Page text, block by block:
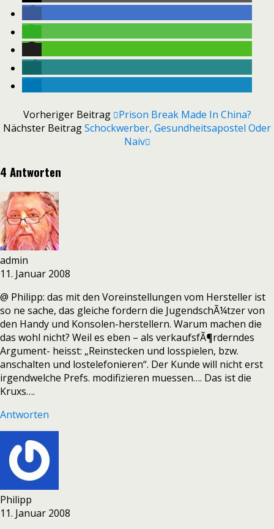
Vorheriger Beitrag
Prison Break Made In China?
Nächster BeitragSchockwerber, Gesundheitsapostel Oder
Naiv
4 Antworten
admin
11. Januar 2008
@ Philipp: das mit den Voreinstellungen vom Hersteller ist
so ne sache, das gleiche fordern die JugendschÃ¼tzer von
den Handy und Konsolen-herstellern. Warum machen die
das wohl nicht? Weil es eben – als verkaufsfÃ¶rderndes
Argument- heisst: „Reinstecken und losspielen, bzw.
anschalten und lostelefonieren“. Der Kunde will nicht erst
irgendwelche Prefs. modifizieren muessen…. Das ist die
Kruxs….
Antworten
Philipp
11. Januar 2008